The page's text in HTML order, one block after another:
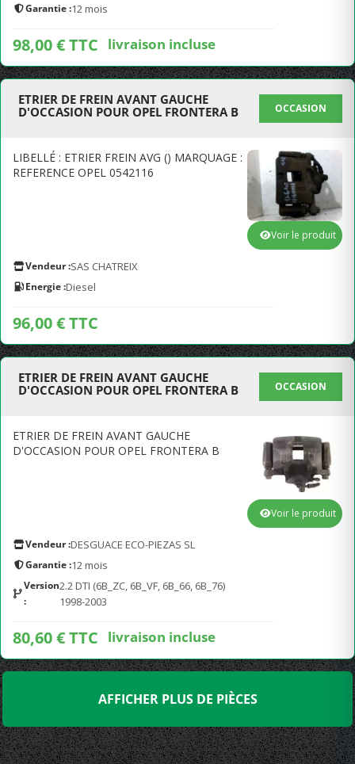
Garantie :12 mois
98,00 € TTC livraison incluse
ETRIER DE FREIN AVANT GAUCHE
D'OCCASION POUR OPEL FRONTERA B
OCCASION
LIBELLÉ : ETRIER FREIN AVG () MARQUAGE :
REFERENCE OPEL 0542116
Vendeur :SAS CHATREIX
Energie :Diesel
96,00 € TTC
Voir le produit
ETRIER DE FREIN AVANT GAUCHE
D'OCCASION POUR OPEL FRONTERA B
OCCASION
ETRIER DE FREIN AVANT GAUCHE
D'OCCASION POUR OPEL FRONTERA B
Vendeur :DESGUACE ECO-PIEZAS SL
Garantie :12 mois
Version
:
2.2 DTI (6B_ZC, 6B_VF, 6B_66, 6B_76)
1998-2003
80,60 € TTC livraison incluse
Voir le produit
AFFICHER PLUS DE PIÈCES